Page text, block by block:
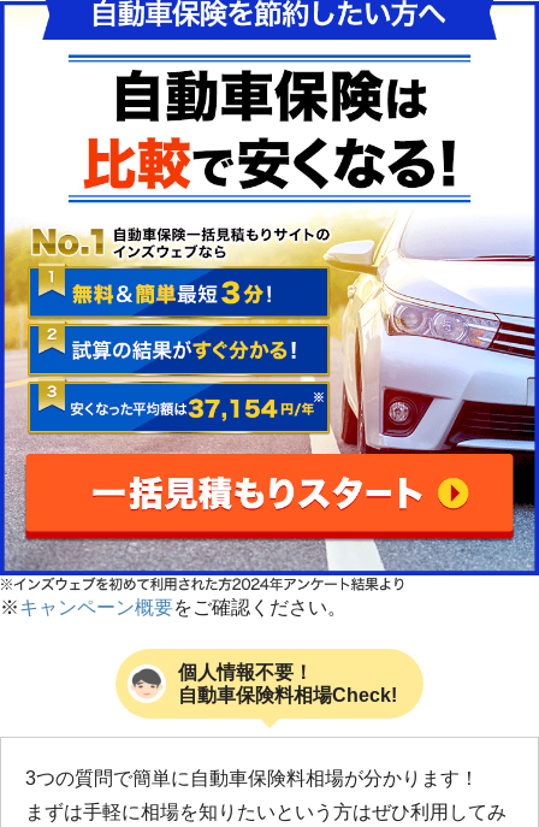
※キャンペーン概要をご確認ください。
個人情報不要！
自動車保険料相場Check!
3つの質問で簡単に自動車保険料相場が分かります！
まずは手軽に相場を知りたいという方はぜひ利用してみ